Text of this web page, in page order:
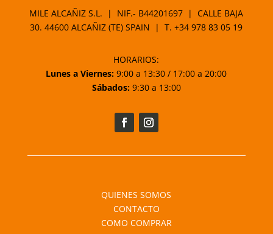
MILE ALCAÑIZ S.L. | NIF.- B44201697 | CALLE BAJA
30. 44600 ALCAÑIZ (TE) SPAIN | T.+34 978 83 05 19
HORARIOS:
Lunes a Viernes: 9:00 a 13:30 / 17:00 a 20:00
Sábados:9:30 a 13:00
QUIENES SOMOS
CONTACTO
COMO COMPRAR